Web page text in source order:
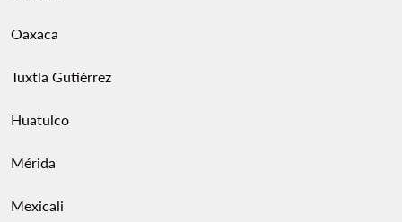
Oaxaca
Tuxtla Gutiérrez
Huatulco
Mérida
Mexicali